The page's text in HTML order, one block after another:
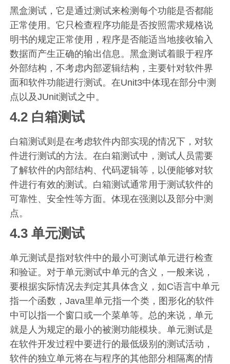
黑盒测试，它是通过测试来检测每个功能是否都能
正常使用。它只检查程序功能是否按照需求规格说
明书的规定正常使用，程序是否能适当地接收输入
数据而产生正确的输出信息。黑盒测试着眼于程序
外部结构，不考虑内部逻辑结构，主要针对软件界
面和软件功能进行测试。在Unit3中体现在部分中测
点以及JUnit测试之中。
4.2 白箱测试
白箱测试则是在考虑软件内部实现的情况下，对软
件进行测试的方法。在白箱测试中，测试人员需要
了解软件的内部结构、代码逻辑等，以便能够对软
件进行有效的测试。白箱测试通常用于测试软件的
可靠性、安全性等方面。体现在强测以及部分中测
点。
4.3 单元测试
单元测试是指对软件中的最小可测试单元进行检查
和验证。对于单元测试中单元的含义，一般来说，
要根据实际情况去判定其具体含义，如C语言中单元
指一个函数，Java里单元指一个类，图形化的软件
中可以指一个窗口或一个菜单等。总的来说，单元
就是人为规定的最小的被测功能模块。单元测试是
在软件开发过程中要进行的最低级别的测试活动，
软件的独立单元将在与程序的其他部分相隔离的情